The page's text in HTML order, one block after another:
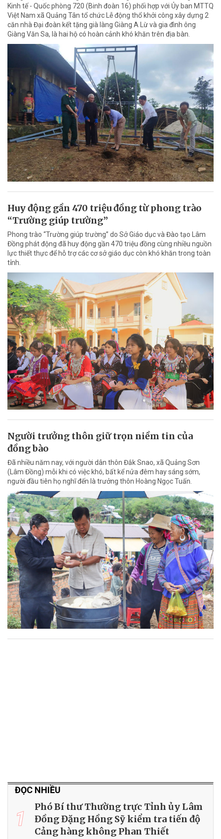
Kinh tế - Quốc phòng 720 (Binh đoàn 16) phối hợp với Ủy ban MTTQ
Việt Nam xã Quảng Tân tổ chức Lễ động thổ khởi công xây dựng 2
căn nhà Đại đoàn kết tặng già làng Giàng A Lừ và gia đình ông
Giàng Văn Sa, là hai hộ có hoàn cảnh khó khăn trên địa bàn.
Huy động gần 470 triệu đồng từ phong trào
“Trường giúp trường”
Phong trào “Trường giúp trường” do Sở Giáo dục và Đào tạo Lâm
Đồng phát động đã huy động gần 470 triệu đồng cùng nhiều nguồn
lực thiết thực để hỗ trợ các cơ sở giáo dục còn khó khăn trong toàn
tỉnh.
Người trưởng thôn giữ trọn niềm tin của
đồng bào
Đã nhiều năm nay, với người dân thôn Đắk Snao, xã Quảng Sơn
(Lâm Đồng) mỗi khi có việc khó, bất kể nửa đêm hay sáng sớm,
người đầu tiên họ nghĩ đến là trưởng thôn Hoàng Ngọc Tuấn.
ĐỌC NHIỀU
1
Phó Bí thư Thường trực Tỉnh ủy Lâm
Đồng Đặng Hồng Sỹ kiểm tra tiến độ
Cảng hàng không Phan Thiết